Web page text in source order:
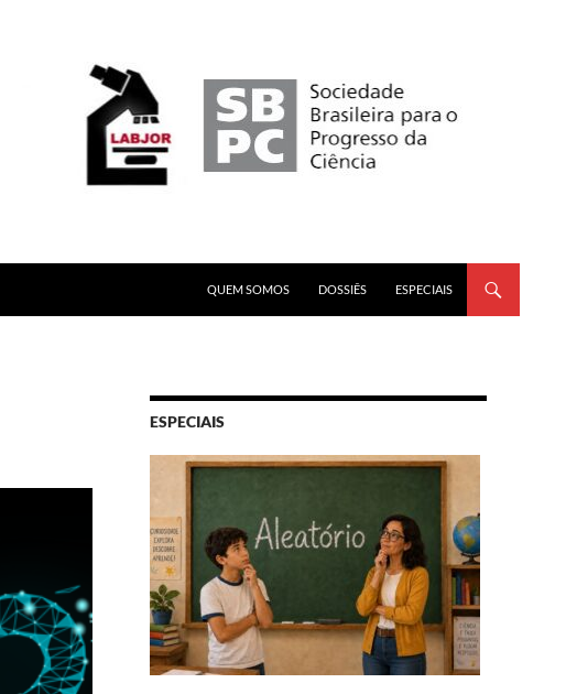
QUEM SOMOS
DOSSIÊS ESPECIAIS
ESPECIAIS